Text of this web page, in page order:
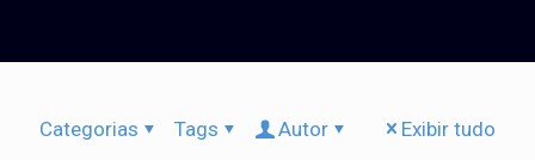
Categorias Tags Autor Exibir tudo